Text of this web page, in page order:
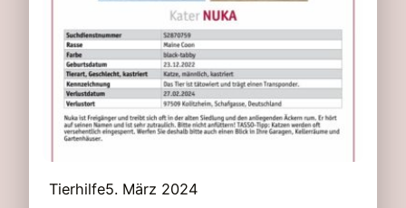
a
c
h
v
e
o
m
e
o
i
7
Tierhilfe5. März 2024